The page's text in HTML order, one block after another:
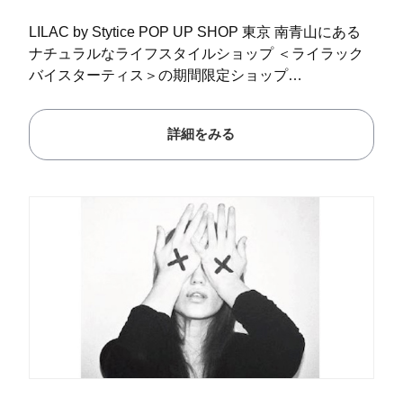
LILAC by Stytice POP UP SHOP 東京 南青山にある
ナチュラルなライフスタイルショップ ＜ライラック
バイスターティス＞の期間限定ショップ…
詳細をみる